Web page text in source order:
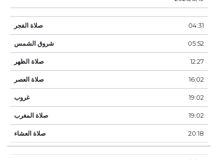
04:31
05:52
12:27
16:02
19:02
19:02
20:18